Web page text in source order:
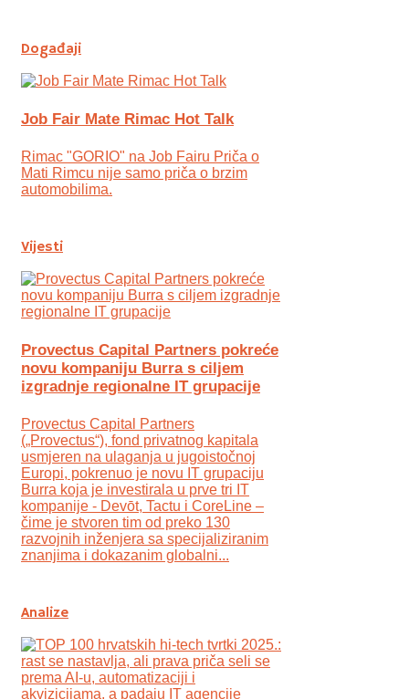
Događaji
Job Fair Mate Rimac Hot Talk
Rimac "GORIO" na Job Fairu Priča o
Mati Rimcu nije samo priča o brzim
automobilima.
Vijesti
Provectus Capital Partners pokreće
novu kompaniju Burra s ciljem
izgradnje regionalne IT grupacije
Provectus Capital Partners
(„Provectus“), fond privatnog kapitala
usmjeren na ulaganja u jugoistočnoj
Europi, pokrenuo je novu IT grupaciju
Burra koja je investirala u prve tri IT
kompanije - Devōt, Tactu i CoreLine –
čime je stvoren tim od preko 130
razvojnih inženjera sa specijaliziranim
znanjima i dokazanim globalni...
Analize